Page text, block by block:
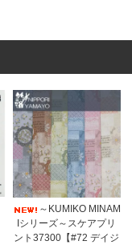
～KUMIKO MINAM
Iシリーズ～スケアプリ
ント37300【#72 デイジ